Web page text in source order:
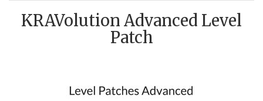
KRAVolution Advanced Level
Patch